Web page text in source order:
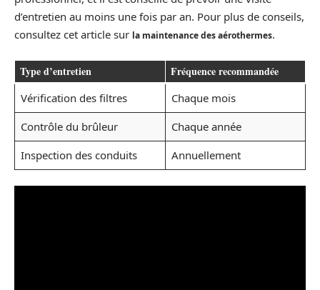
d’entretien au moins une fois par an. Pour plus de conseils,
consultez cet article sur la maintenance des aérothermes.
Type d’entretien Fréquence recommandée
Vérification des filtres
Chaque mois
Contrôle du brûleur
Chaque année
Inspection des conduits
Annuellement